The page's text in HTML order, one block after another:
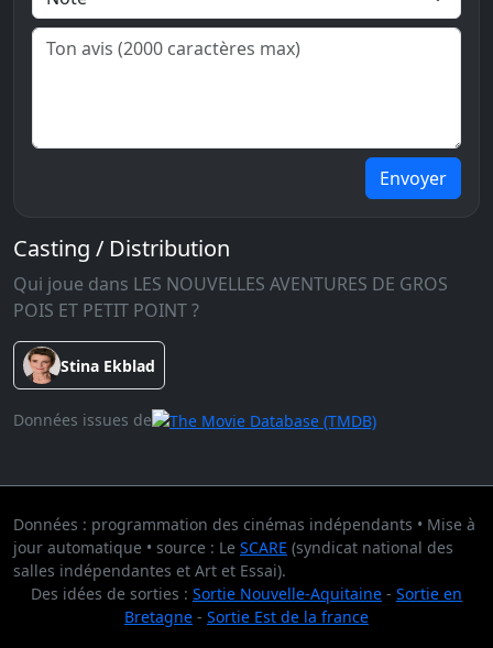
Envoyer
Casting / Distribution
Qui joue dans LES NOUVELLES AVENTURES DE GROS
POIS ET PETIT POINT ?
Stina Ekblad
Données issues de
Données : programmation des cinémas indépendants • Mise à
jour automatique • source : Le SCARE (syndicat national des
salles indépendantes et Art et Essai).
Des idées de sorties : Sortie Nouvelle-Aquitaine - Sortie en
Bretagne - Sortie Est de la france